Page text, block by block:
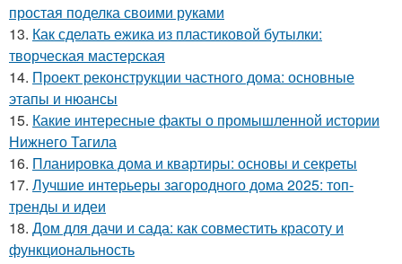
простая поделка своими руками
13. Как сделать ежика из пластиковой бутылки:
творческая мастерская
14. Проект реконструкции частного дома: основные
этапы и нюансы
15. Какие интересные факты о промышленной истории
Нижнего Тагила
16. Планировка дома и квартиры: основы и секреты
17. Лучшие интерьеры загородного дома 2025: топ-
тренды и идеи
18. Дом для дачи и сада: как совместить красоту и
функциональность